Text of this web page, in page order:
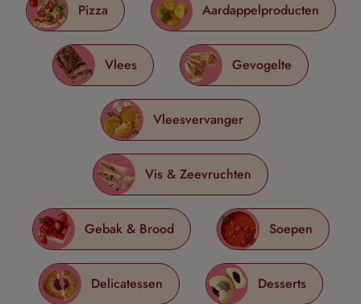
Pizza Aardappelproducten
Vlees Gevogelte
Vleesvervanger
Vis & Zeevruchten
Gebak & Brood Soepen
Delicatessen Desserts